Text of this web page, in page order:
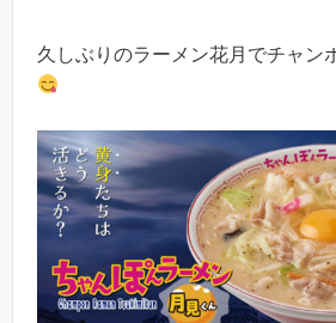
久しぶりのラーメン花月でチャン